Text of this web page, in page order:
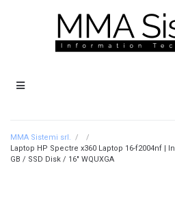
MMA Sistemi srl. /
/
Laptop HP Spectre x360 Laptop 16-f2004nf |
GB / SSD Disk / 16″ WQUXGA